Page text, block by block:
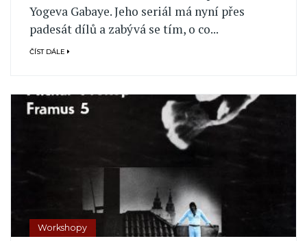
Yogeva Gabaye. Jeho seriál má nyní přes
padesát dílů a zabývá se tím, o co...
ČÍST DÁLE
Workshopy